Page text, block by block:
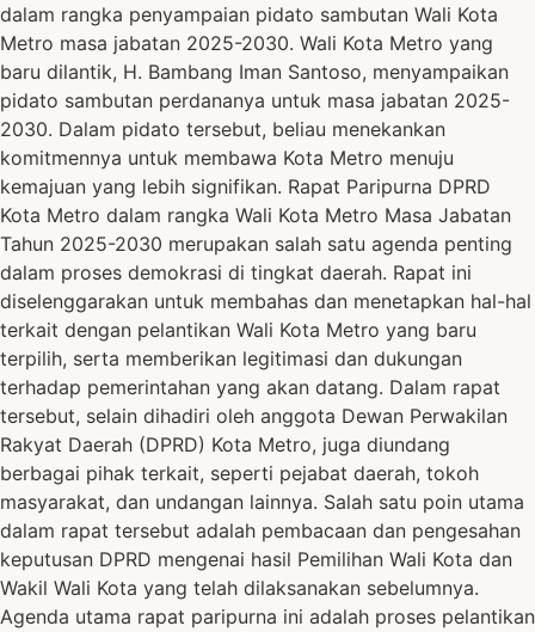
dalam rangka penyampaian pidato sambutan Wali Kota
Metro masa jabatan 2025-2030. Wali Kota Metro yang
baru dilantik, H. Bambang Iman Santoso, menyampaikan
pidato sambutan perdananya untuk masa jabatan 2025-
2030. Dalam pidato tersebut, beliau menekankan
komitmennya untuk membawa Kota Metro menuju
kemajuan yang lebih signifikan. Rapat Paripurna DPRD
Kota Metro dalam rangka Wali Kota Metro Masa Jabatan
Tahun 2025-2030 merupakan salah satu agenda penting
dalam proses demokrasi di tingkat daerah. Rapat ini
diselenggarakan untuk membahas dan menetapkan hal-hal
terkait dengan pelantikan Wali Kota Metro yang baru
terpilih, serta memberikan legitimasi dan dukungan
terhadap pemerintahan yang akan datang. Dalam rapat
tersebut, selain dihadiri oleh anggota Dewan Perwakilan
Rakyat Daerah (DPRD) Kota Metro, juga diundang
berbagai pihak terkait, seperti pejabat daerah, tokoh
masyarakat, dan undangan lainnya. Salah satu poin utama
dalam rapat tersebut adalah pembacaan dan pengesahan
keputusan DPRD mengenai hasil Pemilihan Wali Kota dan
Wakil Wali Kota yang telah dilaksanakan sebelumnya.
Agenda utama rapat paripurna ini adalah proses pelantikan